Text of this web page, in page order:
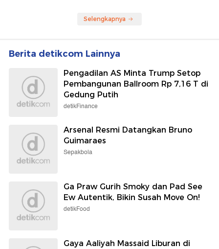
Selengkapnya
Berita detikcom Lainnya
Pengadilan AS Minta Trump Setop
Pembangunan Ballroom Rp 7,16 T di
Gedung Putih
detikFinance
Arsenal Resmi Datangkan Bruno
Guimaraes
Sepakbola
Ga Praw Gurih Smoky dan Pad See
Ew Autentik, Bikin Susah Move On!
detikFood
Gaya Aaliyah Massaid Liburan di